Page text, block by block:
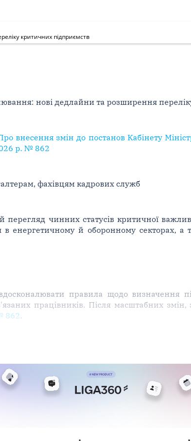
критичних підприємств
нові дедлайни та розширення
внесення змін до постанов Кабінету
р. № 862
фахівцям кадрових служб
чинних статусів критичної
в енергетичному й оборонному секторах,
правила щодо визначення
працівників. Після масштабних змін,
862.